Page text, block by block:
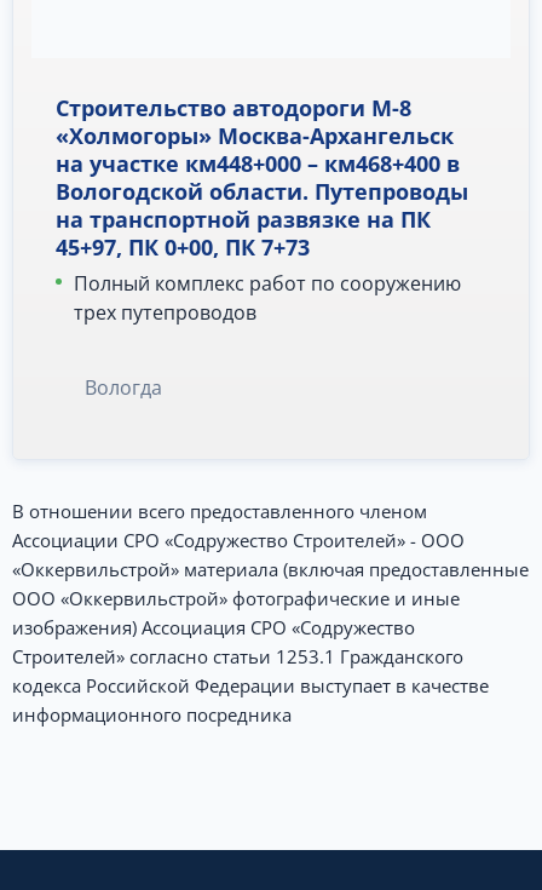
Строительство автодороги М-8
«Холмогоры» Москва-Архангельск
на участке км448+000 – км468+400 в
Вологодской области. Путепроводы
на транспортной развязке на ПК
45+97, ПК 0+00, ПК 7+73
Полный комплекс работ по сооружению
трех путепроводов
Вологда
В отношении всего предоставленного членом
Ассоциации СРО «Содружество Строителей» - ООО
«Оккервильстрой» материала (включая предоставленные
ООО «Оккервильстрой» фотографические и иные
изображения) Ассоциация СРО «Содружество
Строителей» согласно статьи 1253.1 Гражданского
кодекса Российской Федерации выступает в качестве
информационного посредника